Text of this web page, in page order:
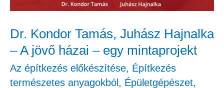
Dr. Kondor Tamás, Juhász Hajnalka
– A jövő házai – egy mintaprojekt
Az építkezés előkészítése, Építkezés
természetes anyagokból , Épületgépészet,
A
jövő
házai
egy